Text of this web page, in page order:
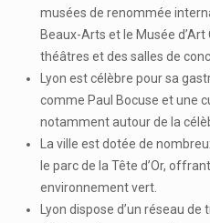
musées de renommée
Beaux-Arts et le Musée
théâtres et des salles de
Lyon est célèbre pour sa
comme Paul Bocuse et une
notamment autour de la
La ville est dotée de
le parc de la Tête d’Or,
environnement vert.
Lyon dispose d’un réseau